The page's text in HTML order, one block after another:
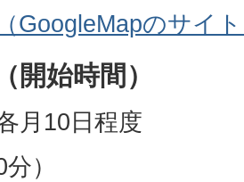
GoogleMapのサイ
開始時間）
月10日程度
）